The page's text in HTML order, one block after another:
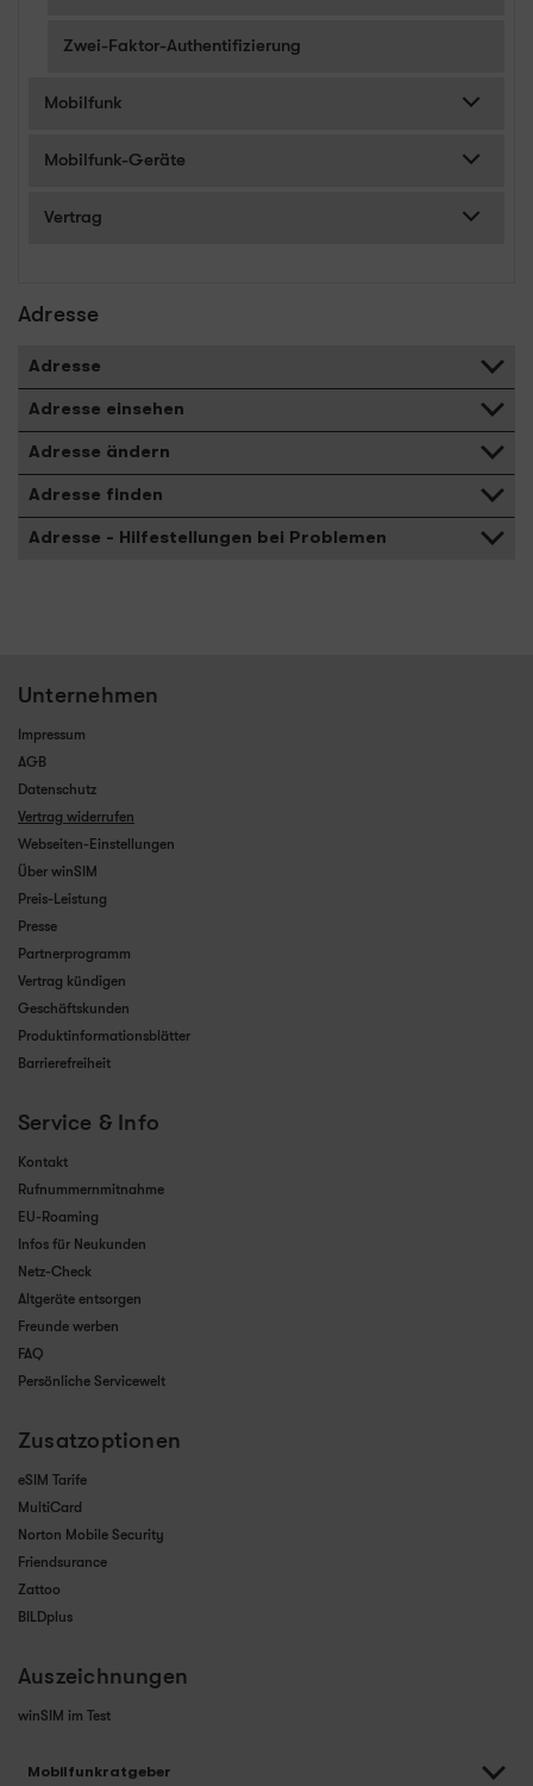
Zwei-Faktor-Authentifizierung
Mobilfunk
Mobilfunk-Geräte
Vertrag
Adresse
Adresse
Adresse einsehen
Adresse ändern
Adresse finden
Adresse - Hilfestellungen bei Problemen
Unternehmen
Impressum
AGB
Datenschutz
Vertrag widerrufen
Webseiten-Einstellungen
Über winSIM
Preis-Leistung
Presse
Partnerprogramm
Vertrag kündigen
Geschäftskunden
Produktinformationsblätter
Barrierefreiheit
Service & Info
Kontakt
Rufnummernmitnahme
EU-Roaming
Infos für Neukunden
Netz-Check
Altgeräte entsorgen
Freunde werben
FAQ
Persönliche Servicewelt
Zusatzoptionen
eSIM Tarife
MultiCard
Norton Mobile Security
Friendsurance
Zattoo
BILDplus
Auszeichnungen
winSIM im Test
Mobilfunkratgeber